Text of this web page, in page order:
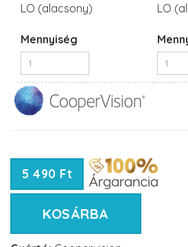
LO (alacsony)
Mennyiség
LO
5 490 Ft
KOSÁRBA